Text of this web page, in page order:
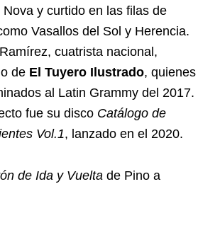
y curtido en las filas de
Vasallos del Sol y Herencia.
cuatrista nacional,
de El Tuyero Ilustrado, quienes
al Latin Grammy del 2017.
fue su disco Catálogo de
Vol.1, lanzado en el 2020.
de Ida y Vuelta de Pino a